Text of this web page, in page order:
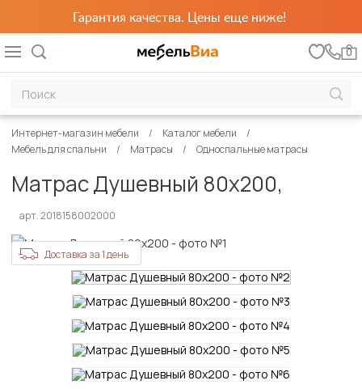
Гарантия качества. Цены еще ниже!
0
Интернет-магазин мебели
Каталог мебели
Мебель для спальни
Матрасы Односпальные матрасы
Матрас Душевный 80х200,
арт. 2018158002000
Доставка за 1 день